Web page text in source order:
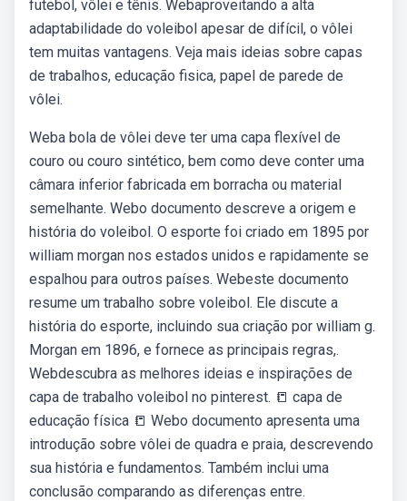
futebol, vôlei e tênis. Webaproveitando a alta
adaptabilidade do voleibol apesar de difícil, o vôlei
tem muitas vantagens. Veja mais ideias sobre capas
de trabalhos, educação fisica, papel de parede de
vôlei.
Weba bola de vôlei deve ter uma capa flexível de
couro ou couro sintético, bem como deve conter uma
câmara inferior fabricada em borracha ou material
semelhante. Webo documento descreve a origem e
história do voleibol. O esporte foi criado em 1895 por
william morgan nos estados unidos e rapidamente se
espalhou para outros países. Webeste documento
resume um trabalho sobre voleibol. Ele discute a
história do esporte, incluindo sua criação por william g.
Morgan em 1896, e fornece as principais regras,.
Webdescubra as melhores ideias e inspirações de
capa de trabalho voleibol no pinterest. 📒 capa de
educação física 📒 Webo documento apresenta uma
introdução sobre vôlei de quadra e praia, descrevendo
sua história e fundamentos. Também inclui uma
conclusão comparando as diferenças entre.